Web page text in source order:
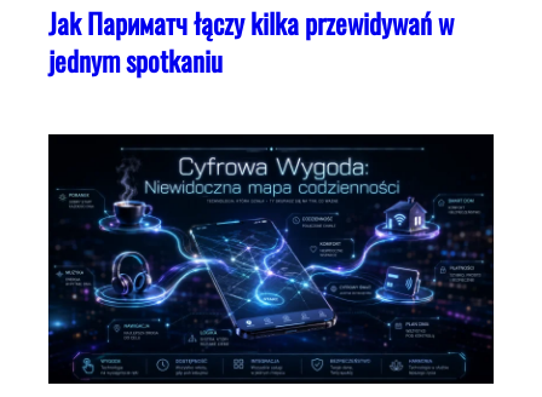
Jak Париматч łączy kilka przewidywań w
jednym spotkaniu